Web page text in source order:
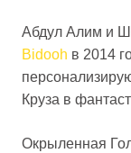
Абдул Алим и
Bidooh в 2014
Круза в
Окрыленная